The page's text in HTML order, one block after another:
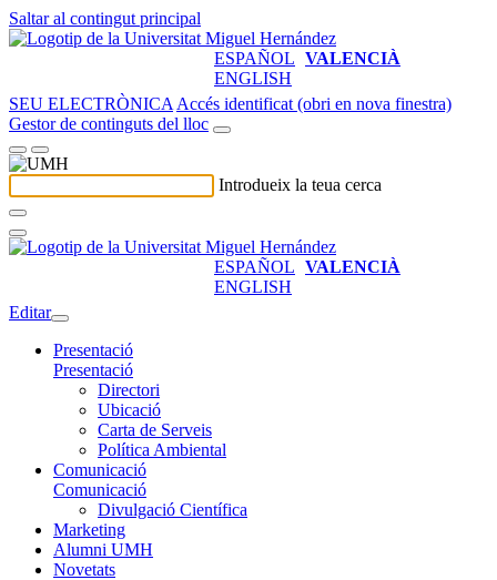
Saltar al contingut principal
ESPAÑOL VALENCIÀ
ENGLISH
SEU ELECTRÒNICA Accés identificat (obri en nova finestra)
Gestor de continguts del lloc
Introdueix la teua cerca
ESPAÑOL VALENCIÀ
ENGLISH
Editar
Presentació
Presentació
Directori
Ubicació
Carta de Serveis
Política Ambiental
Comunicació
Comunicació
Divulgació Científica
Marketing
Alumni UMH
Novetats